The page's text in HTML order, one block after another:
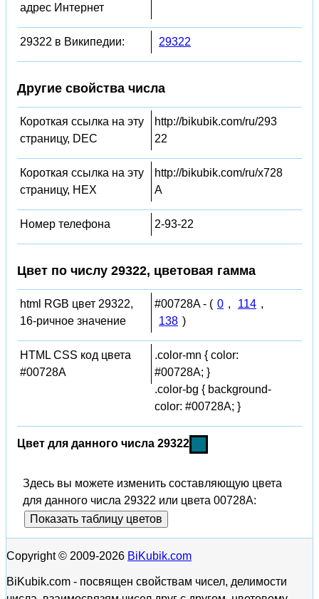
адрес Интернет
29322 в Википедии: 29322
Другие свойства числа
Короткая ссылка на эту
страницу, DEC
http://bikubik.com/ru/293
22
Короткая ссылка на эту
страницу, HEX
http://bikubik.com/ru/x728
A
Номер телефона 2-93-22
Цвет по числу 29322, цветовая гамма
html RGB цвет 29322,
16-ричное значение
#00728A - ( 0 , 114 ,
138 )
HTML CSS код цвета
#00728A
.color-mn { color:
#00728A; }
.color-bg { background-
color: #00728A; }
Цвет для данного числа 29322
Здесь вы можете изменить составляющую цвета
для данного числа 29322 или цвета 00728A:
Показать таблицу цветов
Copyright © 2009-2026 BiKubik.com
BiKubik.com - посвящен свойствам чисел, делимости